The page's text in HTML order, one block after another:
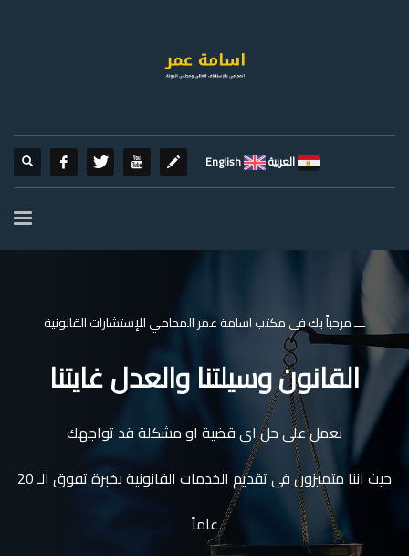
العربية English
ـــ مرحباً بك فى مكتب اسامة عمر المحامي للإستشارات القانونية
القانون وسيلتنا والعدل غايتنا
نعمل على حل اي قضية او مشكلة قد تواجهك
حيث اننا متميزون فى تقديم الخدمات القانونية بخبرة تفوق الـ 20
عاماً